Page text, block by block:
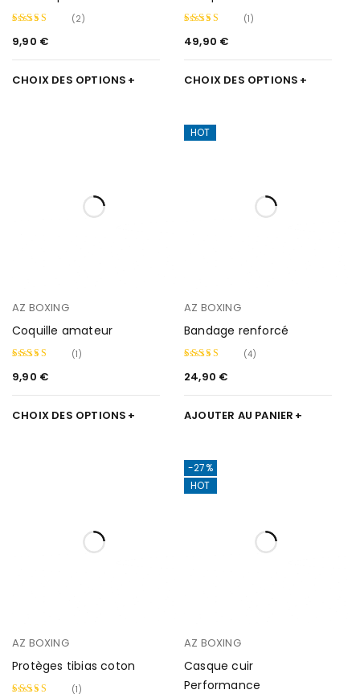
Note
4.50sur
5
(2)
9,90 €
CHOIX DES OPTIONS
Note5.00
sur 5
(1)
49,90 €
CHOIX DES OPTIONS
AZ BOXING
Coquille amateur
Note
4.00sur
5
(1)
9,90 €
CHOIX DES OPTIONS
HOT
AZ BOXING
Bandage renforcé
Note5.00
sur 5
(4)
24,90 €
AJOUTER AU PANIER
AZ BOXING
Protèges tibias coton
(1)
-27%
HOT
AZ BOXING
Casque cuir
Performance